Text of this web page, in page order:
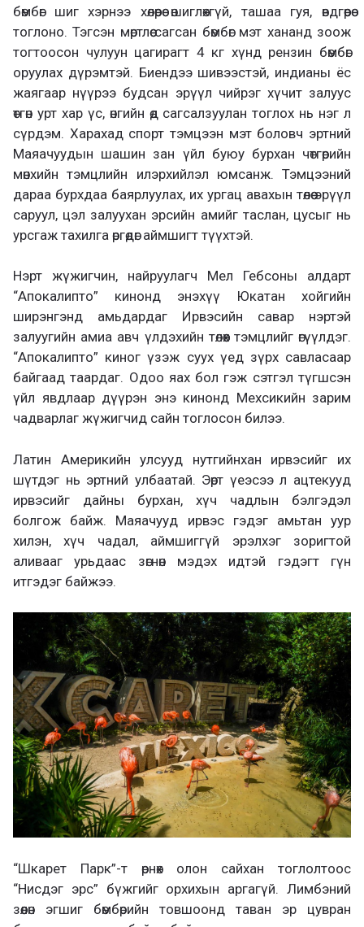
бөмбөг шиг хэрнээ хөлөөрөө өшиглөхгүй, ташаа гуя, өвдгөөрөө
тоглоно. Тэгсэн мөртлөө сагсан бөмбөг мэт хананд зоож
тогтоосон чулуун цагирагт 4 кг хүнд рензин бөмбөг
оруулах дүрэмтэй. Биендээ шивээстэй, индианы ёс
жаягаар нүүрээ будсан эрүүл чийрэг хүчит залуус
өтгөн урт хар үс, өнгийн өд сагсалзуулан тоглох нь нэг л
сүрдэм. Харахад спорт тэмцээн мэт боловч эртний
Маяачуудын шашин зан үйл буюу бурхан чөтгөрийн
мөнхийн тэмцлийн илэрхийлэл юмсанж. Тэмцээний
дараа бурхдаа баярлуулах, их ургац авахын төлөө эрүүл
саруул, цэл залуухан эрсийн амийг таслан, цусыг нь
урсгаж тахилга өргөдөг аймшигт түүхтэй.
Нэрт жүжигчин, найруулагч Мел Гебсоны алдарт
“Апокалипто” кинонд энэхүү Юкатан хойгийн
ширэнгэнд амьдардаг Ирвэсийн савар нэртэй
залуугийн амиа авч үлдэхийн төлөөх тэмцлийг өгүүлдэг.
“Апокалипто” киног үзэж суух үед зүрх савласаар
байгаад таардаг. Одоо яах бол гэж сэтгэл түгшсэн
үйл явдлаар дүүрэн энэ кинонд Мехсикийн зарим
чадварлаг жүжигчид сайн тоглосон билээ.
Латин Америкийн улсууд нутгийнхан ирвэсийг их
шүтдэг нь эртний улбаатай. Эөрт үеэсээ л ацтекууд
ирвэсийг дайны бурхан, хүч чадлын бэлгэдэл
болгож байж. Маяачууд ирвэс гэдэг амьтан уур
хилэн, хүч чадал, аймшиггүй эрэлхэг зоригтой
аливааг урьдаас зөгнөн мэдэх идтэй гэдэгт гүн
итгэдэг байжээ.
“Шкарет Парк”-т өрнөх олон сайхан тоглолтоос
“Нисдэг эрс” бүжгийг орхихын аргагүй. Лимбэний
зөөлөн эгшиг бөмбөрийн товшоонд таван эр цувран